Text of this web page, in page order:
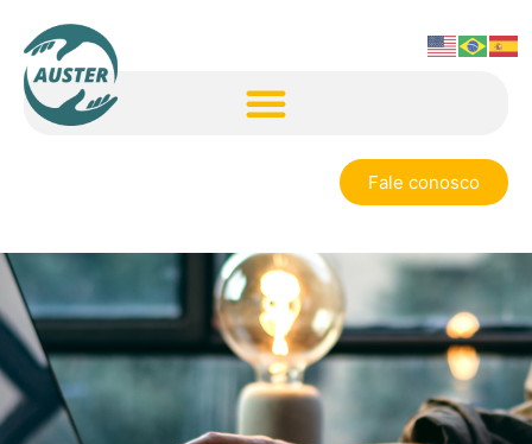
Fale conosco